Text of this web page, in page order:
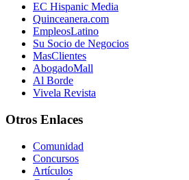
EC Hispanic Media
Quinceanera.com
EmpleosLatino
Su Socio de Negocios
MasClientes
AbogadoMall
Al Borde
Vivela Revista
Otros Enlaces
Comunidad
Concursos
Artículos